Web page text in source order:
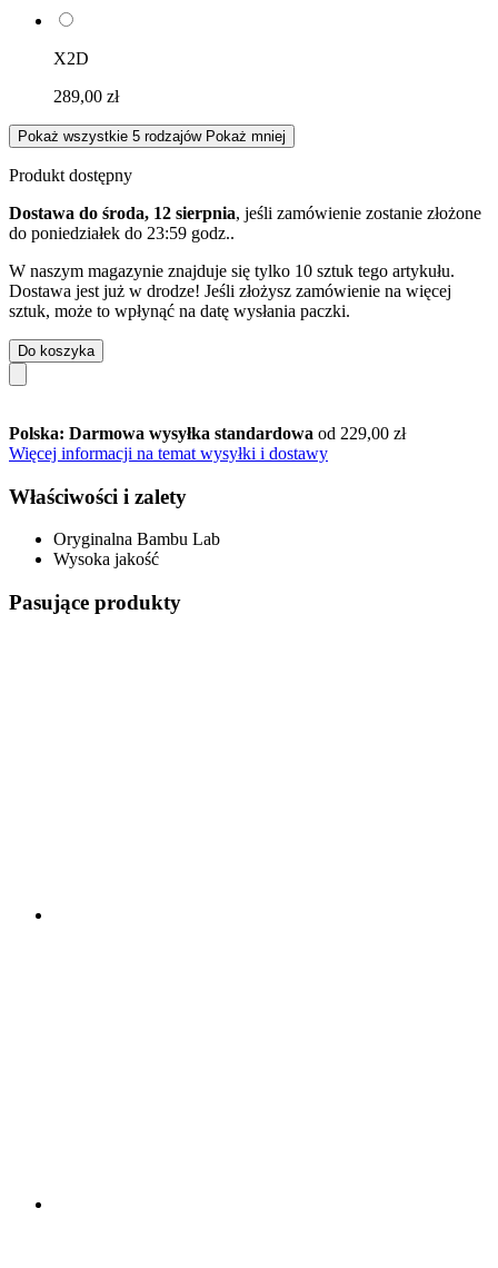
X2D
289,00 zł
Pokaż wszystkie 5 rodzajów Pokaż mniej
Produkt dostępny
Dostawa do środa, 12 sierpnia, jeśli zamówienie zostanie złożone
do poniedziałek do 23:59 godz..
W naszym magazynie znajduje się tylko 10 sztuk tego artykułu.
Dostawa jest już w drodze! Jeśli złożysz zamówienie na więcej
sztuk, może to wpłynąć na datę wysłania paczki.
Do koszyka
Polska: Darmowa wysyłka standardowa od 229,00 zł
Więcej informacji na temat wysyłki i dostawy
Właściwości i zalety
Oryginalna Bambu Lab
Wysoka jakość
Pasujące produkty